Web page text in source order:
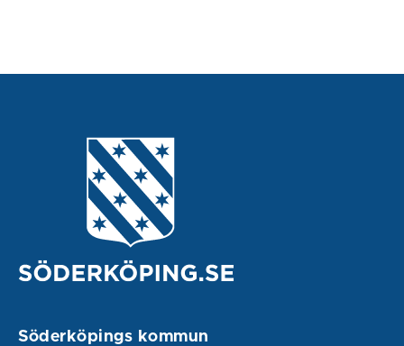
Söderköpings kommun